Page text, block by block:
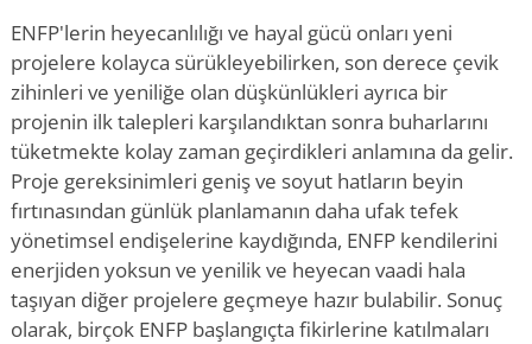
ENFP'lerin heyecanlılığı ve hayal gücü onları yeni
projelere kolayca sürükleyebilirken, son derece çevik
zihinleri ve yeniliğe olan düşkünlükleri ayrıca bir
projenin ilk talepleri karşılandıktan sonra buharlarını
tüketmekte kolay zaman geçirdikleri anlamına da gelir.
Proje gereksinimleri geniş ve soyut hatların beyin
fırtınasından günlük planlamanın daha ufak tefek
yönetimsel endişelerine kaydığında, ENFP kendilerini
enerjiden yoksun ve yenilik ve heyecan vaadi hala
taşıyan diğer projelere geçmeye hazır bulabilir. Sonuç
olarak, birçok ENFP başlangıçta fikirlerine katılmaları